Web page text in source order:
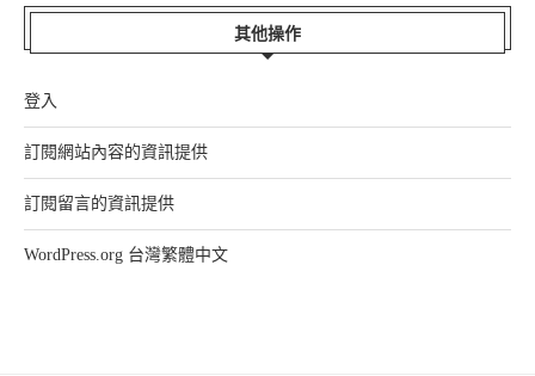
其他操作
登入
訂閱網站內容的資訊提供
訂閱留言的資訊提供
WordPress.org 台灣繁體中文